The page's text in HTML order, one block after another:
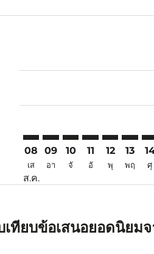
08
เส
ส.ค.
09
อา
10
จั
11
อั
12
พุ
13
พฤ ศุ
เทียบข้อเสนอยอดนิยม